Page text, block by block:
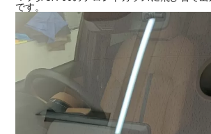
です。